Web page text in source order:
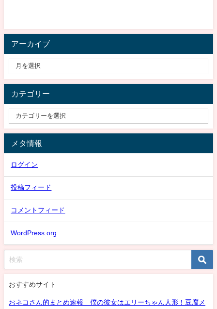
アーカイブ
カテゴリー
メタ情報
ログイン
投稿フィード
コメントフィード
WordPress.org
おすすめサイト
おネコさん的まとめ速報 僕の彼女はエリーちゃん人形！豆腐メ